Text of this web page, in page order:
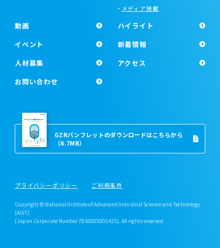
メディア掲載
動画
ハイライト
イベント
新着情報
人材募集
アクセス
お問い合わせ
GZRパンフレットのダウンロードはこちらから
（6.7MB）
プライバシーポリシー ご利用条件
Copyright © National Institute of Advanced Industrial Science and Technology
(AIST)
(Japan Corporate Number 7010005005425). All rights reserved.